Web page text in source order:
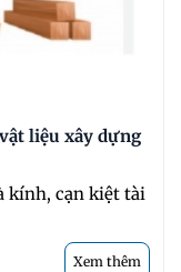
liệu xây dựng
kính, cạn kiệt tài
Xem thêm